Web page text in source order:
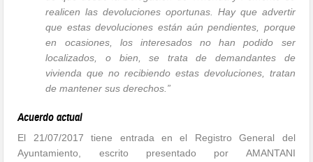
realicen las devoluciones oportunas. Hay que advertir
que estas devoluciones están aún pendientes, porque
en ocasiones, los interesados no han podido ser
localizados, o bien, se trata de demandantes de
vivienda que no recibiendo estas devoluciones, tratan
de mantener sus derechos.”
Acuerdo actual
El 21/07/2017 tiene entrada en el Registro General del
Ayuntamiento, escrito presentado por AMANTANI